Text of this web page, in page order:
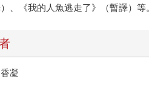
、《我的人魚逃走了》（暫譯）等
凝